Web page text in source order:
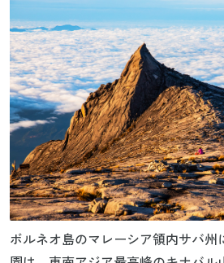
ボルネオ島のマレーシア領内サバ